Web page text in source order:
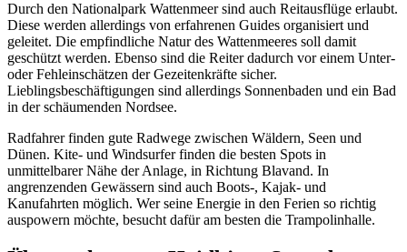
Durch den Nationalpark Wattenmeer sind auch Reitausflüge erlaubt.
Diese werden allerdings von erfahrenen Guides organisiert und
geleitet. Die empfindliche Natur des Wattenmeeres soll damit
geschützt werden. Ebenso sind die Reiter dadurch vor einem Unter-
oder Fehleinschätzen der Gezeitenkräfte sicher.
Lieblingsbeschäftigungen sind allerdings Sonnenbaden und ein Bad
in der schäumenden Nordsee.
Radfahrer finden gute Radwege zwischen Wäldern, Seen und
Dünen. Kite- und Windsurfer finden die besten Spots in
unmittelbarer Nähe der Anlage, in Richtung Blavand. In
angrenzenden Gewässern sind auch Boots-, Kajak- und
Kanufahrten möglich. Wer seine Energie in den Ferien so richtig
auspowern möchte, besucht dafür am besten die Trampolinhalle.